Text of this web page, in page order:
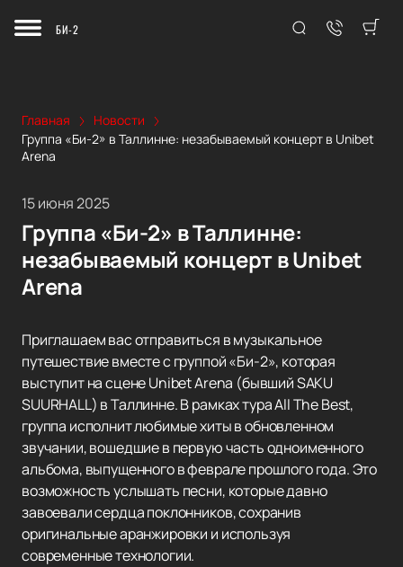
БИ-2
Главная
Новости
Группа «Би-2» в Таллинне: незабываемый концерт в Unibet
Arena
15 июня 2025
Группа «Би-2» в Таллинне:
незабываемый концерт в Unibet
Arena
Приглашаем вас отправиться в музыкальное
путешествие вместе с группой «Би-2», которая
выступит на сцене Unibet Arena (бывший SAKU
SUURHALL) в Таллинне. В рамках тура All The Best,
группа исполнит любимые хиты в обновленном
звучании, вошедшие в первую часть одноименного
альбома, выпущенного в феврале прошлого года. Это
возможность услышать песни, которые давно
завоевали сердца поклонников, сохранив
оригинальные аранжировки и используя
современные технологии.